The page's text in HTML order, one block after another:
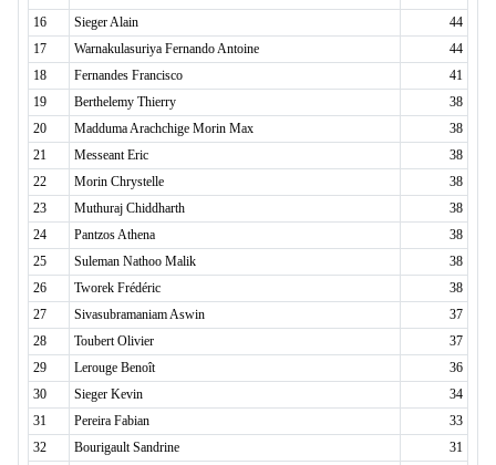
16
Sieger Alain
44
17
Warnakulasuriya Fernando Antoine
44
18
Fernandes Francisco
41
19
Berthelemy Thierry
38
20
Madduma Arachchige Morin Max
38
21
Messeant Eric
38
22
Morin Chrystelle
38
23
Muthuraj Chiddharth
38
24
Pantzos Athena
38
25
Suleman Nathoo Malik
38
26
Tworek Frédéric
38
27
Sivasubramaniam Aswin
37
28
Toubert Olivier
37
29
Lerouge Benoît
36
30
Sieger Kevin
34
31
Pereira Fabian
33
32
Bourigault Sandrine
31